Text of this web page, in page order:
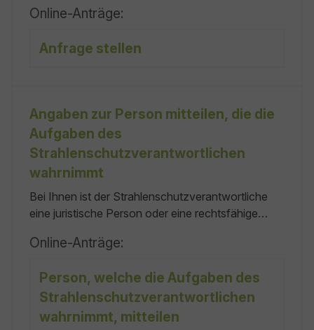
Landesstelle für Bautechnik online Ihre Frage. Die
Landesbauordnung für Baden-Württemberg
Online-Anträge:
Anfrage stellen
Angaben zur Person mitteilen, die die
Aufgaben des
Strahlenschutzverantwortlichen
wahrnimmt
Bei Ihnen ist der Strahlenschutzverantwortliche
eine juristische Person oder eine rechtsfähige
vertretungsberechtigte Organ besteht, wie bei
oder es sind, wie bei sonstigen
Personenvereinigungen, mehrere
vertretungsberechtigte Personen vorhanden.
Online-Anträge:
Person, welche die Aufgaben des
Strahlenschutzverantwortlichen
wahrnimmt, mitteilen